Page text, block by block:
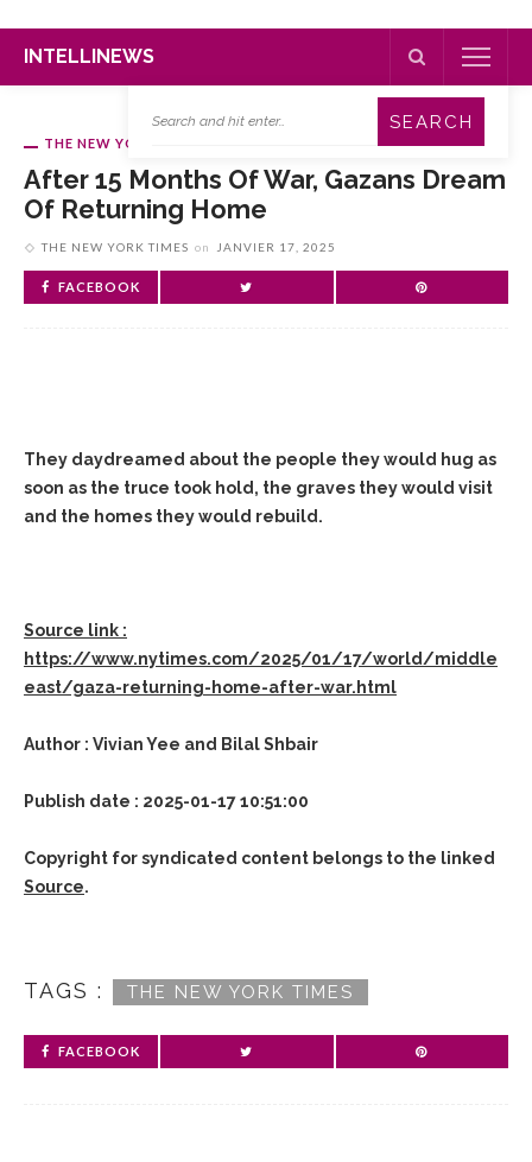
INTELLINEWS
THE NEW YORK TIMES
After 15 Months Of War, Gazans Dream
Of Returning Home
THE NEW YORK TIMES on JANVIER 17, 2025
FACEBOOK
They daydreamed about the people they would hug as
soon as the truce took hold, the graves they would visit
and the homes they would rebuild.
Source link :
https://www.nytimes.com/2025/01/17/world/middle
east/gaza-returning-home-after-war.html
Author : Vivian Yee and Bilal Shbair
Publish date : 2025-01-17 10:51:00
Copyright for syndicated content belongs to the linked
Source.
TAGS : THE NEW YORK TIMES
FACEBOOK